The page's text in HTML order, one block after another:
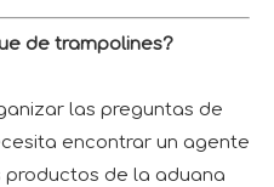
de trampolines?
las preguntas de
encontrar un agente
de la aduana